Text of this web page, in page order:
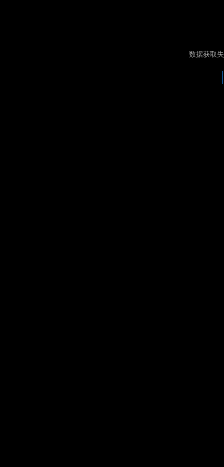
数据获取